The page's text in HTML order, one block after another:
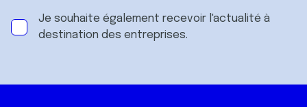
Je souhaite également recevoir l'actualité à
destination des entreprises.